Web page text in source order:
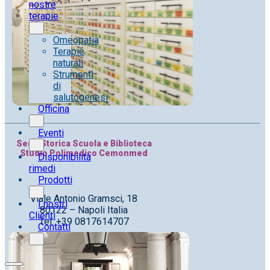
nostre
terapie
Omeopatia
Terapie
naturali
Strumenti
di
salutogenesi
Officina
Eventi
Disponibilità
rimedi
Prodotti
I nostri
Clienti
Contatti
Sede Storica Scuola e Biblioteca
Studio Polimedico Cemonmed
Viale Antonio Gramsci, 18
80122 – Napoli Italia
Tel. +39 0817614707